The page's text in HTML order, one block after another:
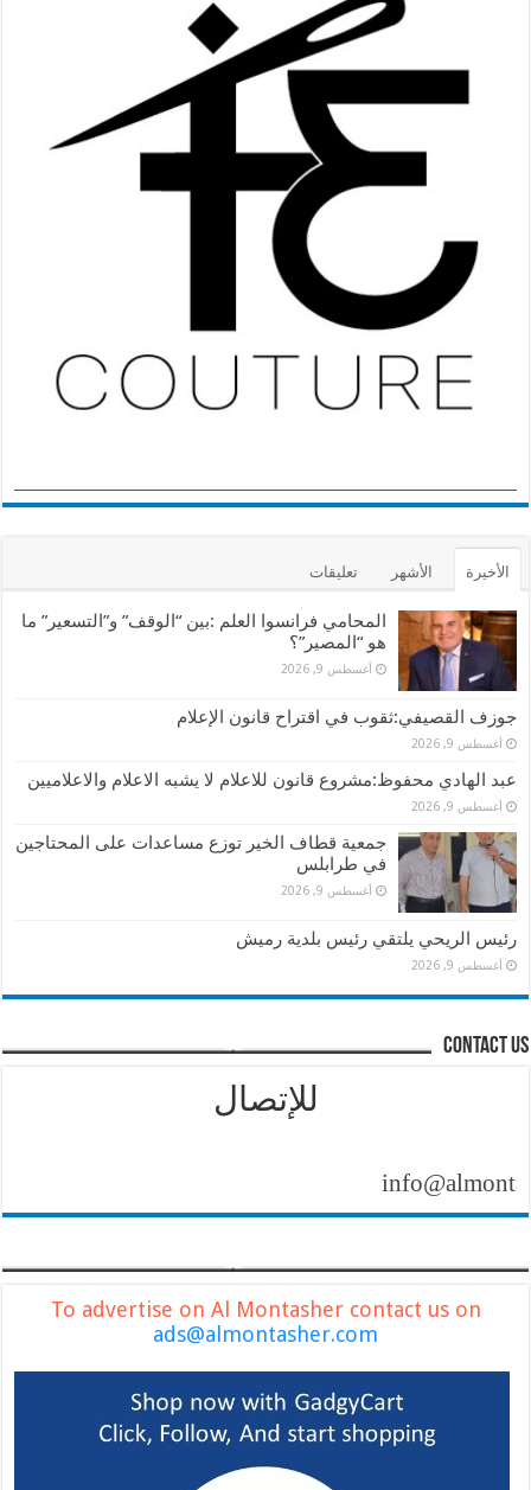
الأخيرة الأشهر تعليقات
المحامي فرانسوا العلم :بين “الوقف” و”التسعير” ما
هو “المصير”؟
أغسطس 9, 2026
جوزف القصيفي:ثقوب في اقتراح قانون الإعلام
أغسطس 9, 2026
عبد الهادي محفوظ:مشروع قانون للاعلام لا يشبه الاعلام والاعلاميين
أغسطس 9, 2026
جمعية قطاف الخير توزع مساعدات على المحتاجين
في طرابلس
أغسطس 9, 2026
رئيس الريحي يلتقي رئيس بلدية رميش
أغسطس 9, 2026
contact us
للإتصال
To advertise on Al Montasher contact us on
ads@almontasher.com